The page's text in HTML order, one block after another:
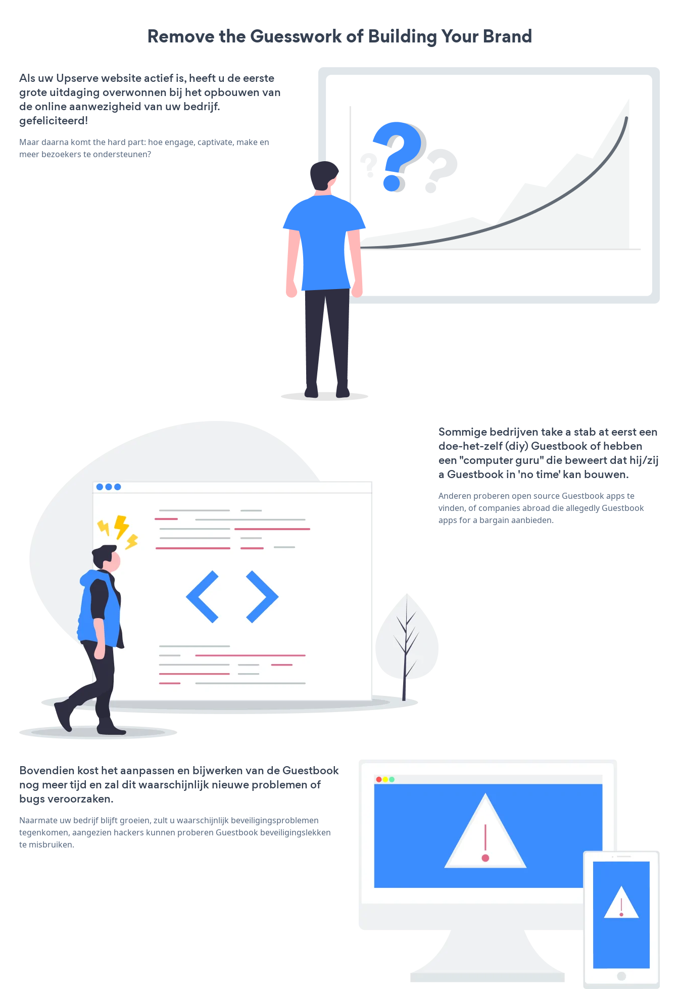
Remove the Guesswork of Building Your Brand
Als uw Upserve website actief is, heeft u de eerste
grote uitdaging overwonnen bij het opbouwen van
de online aanwezigheid van uw bedrijf.
gefeliciteerd!
Maar daarna komt the hard part: hoe engage, captivate, make en
meer bezoekers te ondersteunen?
Sommige bedrijven take a stab at eerst een
doe-het-zelf (diy) Guestbook of hebben
een "computer guru" die beweert dat hij/zij
a Guestbook in 'no time' kan bouwen.
Anderen proberen open source Guestbook apps te
vinden, of companies abroad die allegedly Guestbook
apps for a bargain aanbieden.
Bovendien kost het aanpassen en bijwerken van de Guestbook
nog meer tijd en zal dit waarschijnlijk nieuwe problemen of
bugs veroorzaken.
Naarmate uw bedrijf blijft groeien, zult u waarschijnlijk beveiligingsproblemen
tegenkomen, aangezien hackers kunnen proberen Guestbook beveiligingslekken
te misbruiken.